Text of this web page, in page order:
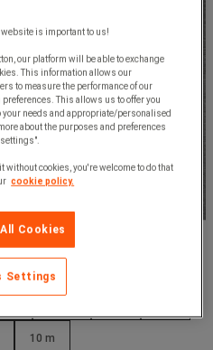
10 m
is important to us!
our platform will be able to exchange
This information allows our
to measure the performance of our
This allows us to offer you
your needs and appropriate/personalised
about the purposes and preferences
without cookies, you're welcome to do that
cookie policy.
Cookies
Settings